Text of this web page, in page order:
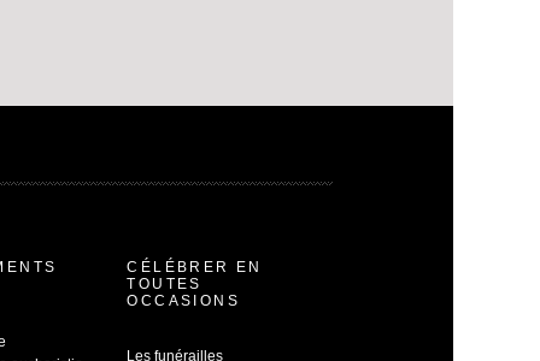
CÉLÉBRER EN
TOUTES
OCCASIONS
Les funérailles